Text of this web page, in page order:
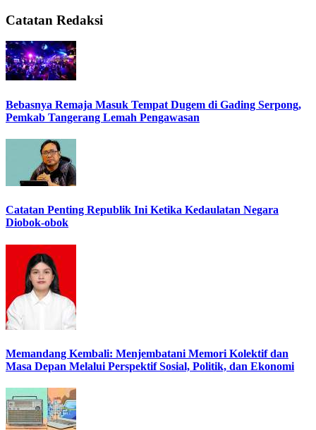
Catatan Redaksi
Bebasnya Remaja Masuk Tempat Dugem di Gading Serpong,
Pemkab Tangerang Lemah Pengawasan
Catatan Penting Republik Ini Ketika Kedaulatan Negara
Diobok-obok
Memandang Kembali: Menjembatani Memori Kolektif dan
Masa Depan Melalui Perspektif Sosial, Politik, dan Ekonomi